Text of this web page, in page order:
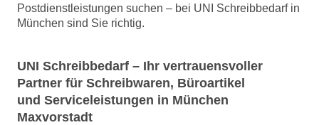
Postdienstleistungen suchen – bei UNI Schreibbedarf in
München sind Sie richtig.
UNI Schreibbedarf – Ihr vertrauensvoller
Partner für Schreibwaren, Büroartikel
und Serviceleistungen in München
Maxvorstadt